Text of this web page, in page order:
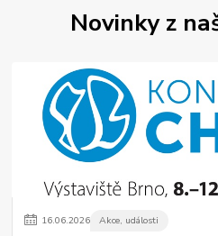
Novinky z
16.06.2026 Akce, události